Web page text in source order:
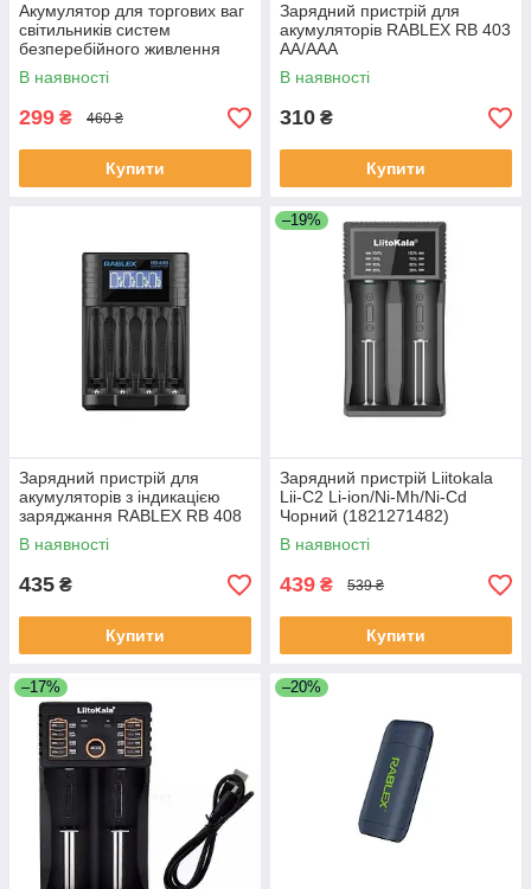
Акумулятор для торгових ваг
світильників систем
безперебійного живлення
ліхтарів GDLITE-GD-645 6V
4. 0Ah
В наявності
299 ₴ 460 ₴
Купити
Зарядний пристрій для
акумуляторів RABLEX RB 403
АА/ААА
В наявності
310 ₴
Купити
Зарядний пристрій для
акумуляторів з індикацією
заряджання RABLEX RB 408
Ni-Mh/Li-ion/Ni-CD
В наявності
435 ₴
Купити
–19%
Зарядний пристрій Liitokala
Lii-C2 Li-ion/Ni-Mh/Ni-Cd
Чорний (1821271482)
В наявності
439 ₴ 539 ₴
Купити
–17% –20%